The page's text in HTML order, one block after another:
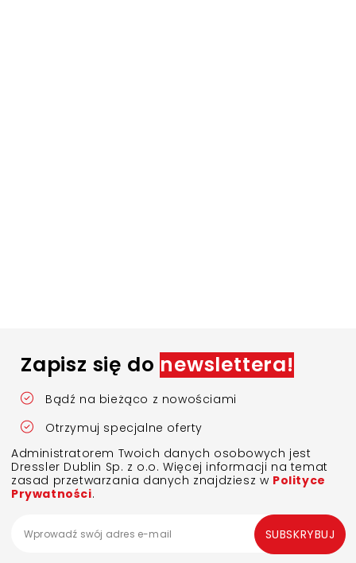
Zapisz się do newslettera!
Bądź na bieżąco z nowościami
Otrzymuj specjalne oferty
Administratorem Twoich danych osobowych jest
Dressler Dublin Sp. z o.o. Więcej informacji na temat
zasad przetwarzania danych znajdziesz w Polityce
Prywatności.
SUBSKRYBUJ